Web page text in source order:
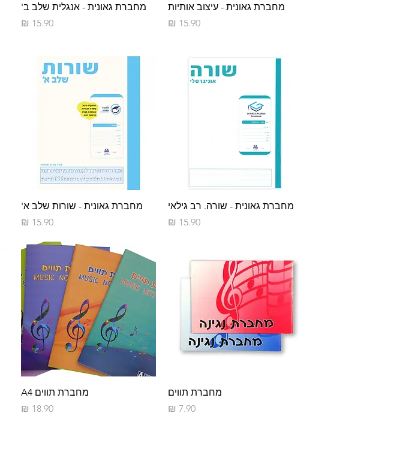
תצוגה מהירה
מחברת גאונית - עיצוב אותיות
מחיר‏15.90 ‏₪
תצוגה מהירה
מחברת גאונית - אנגלית שלב ב'
מחיר
תצוגה מהירה
מחברת גאונית - שורה. רב גילאי
מחיר‏15.90 ‏₪
תצוגה מהירה
מחברת גאונית - שורות שלב א'
מחיר
תצוגה מהירהמחברת תווים
מחיר‏7.90 ‏₪
תצוגה מהירה
מחברת תווים A4
מחיר